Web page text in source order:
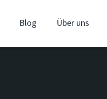
Blog Über uns